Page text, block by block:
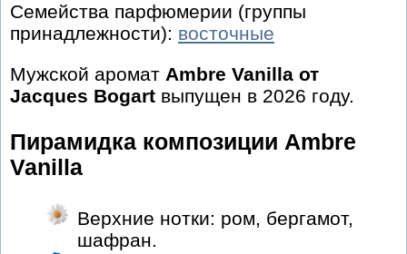
Семейства парфюмерии (группы
принадлежности): восточные
Мужской аромат Ambre Vanilla от
Jacques Bogart выпущен в 2026 году.
Пирамидка композиции Ambre
Vanilla
Верхние нотки: ром, бергамот,
шафран.